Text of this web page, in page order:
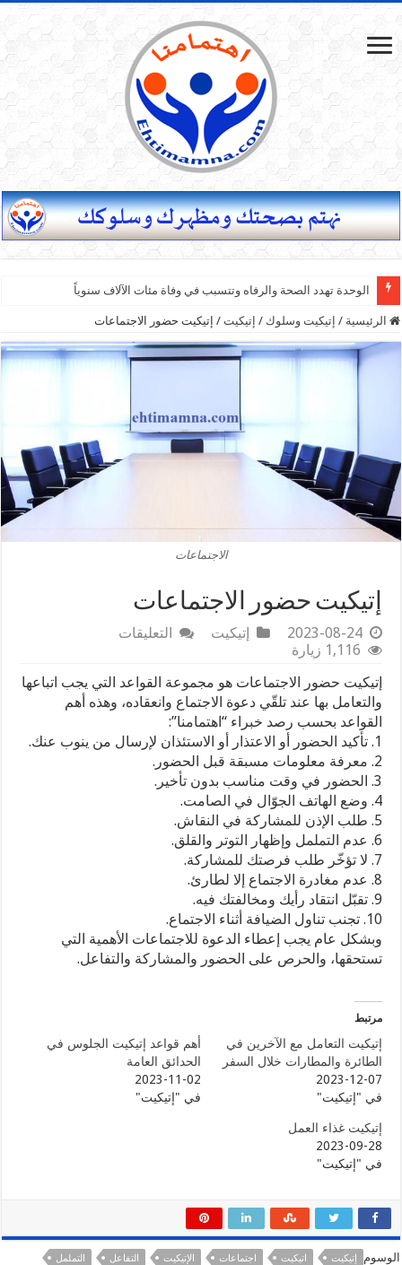
الوحدة تهدد الصحة والرفاه وتتسبب في وفاة مئات الآلاف سنوياً
الرئيسية / إتيكيت وسلوك / إتيكيت / إتيكيت حضور الاجتماعات
الاجتماعات
إتيكيت حضور الاجتماعات
2023-08-24 إتيكيت التعليقات
الاجتماعات
مغلقة
1,116 زيارة
إتيكيت حضور الاجتماعات هو مجموعة القواعد التي يجب اتباعها
والتعامل بها عند تلقّي دعوة الاجتماع وانعقاده، وهذه أهم
القواعد بحسب رصد خبراء “اهتمامنا”:
1. تأكيد الحضور أو الاعتذار أو الاستئذان لإرسال من ينوب عنك.
2. معرفة معلومات مسبقة قبل الحضور.
3. الحضور في وقت مناسب بدون تأخير.
4. وضع الهاتف الجوّال في الصامت.
5. طلب الإذن للمشاركة في النقاش.
6. عدم التململ وإظهار التوتر والقلق.
7. لا تؤخّر طلب فرصتك للمشاركة.
8. عدم مغادرة الاجتماع إلا لطارئ.
9. تقبّل انتقاد رأيك ومخالفتك فيه.
10. تجنب تناول الضيافة أثناء الاجتماع.
وبشكل عام يجب إعطاء الدعوة للاجتماعات الأهمية التي
تستحقها، والحرص على الحضور والمشاركة والتفاعل.
مرتبط
إتيكيت التعامل مع الآخرين في
الطائرة والمطارات خلال السفر
2023-12-07
في "إتيكيت"
أهم قواعد إتيكيت الجلوس في
الحدائق العامة
2023-11-02
في "إتيكيت"
إتيكيت غذاء العمل
2023-09-28
في "إتيكيت"
الوسوم إتيكيت اتيكيت اجتماعات الإتيكيت التفاعل
التململ